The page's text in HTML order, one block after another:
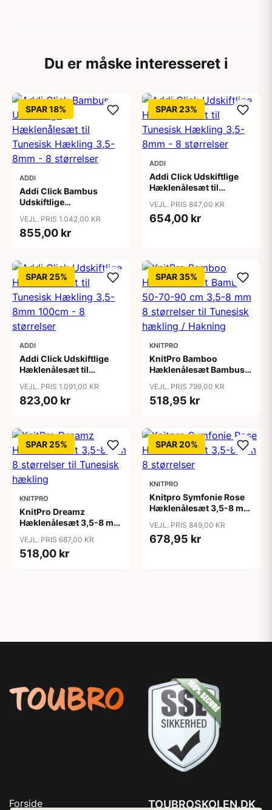
Du er måske interesseret i
SPAR 18%
ADDI
Addi Click Bambus
Udskiftlige
Tunesisk Hækling 3,5-
8mm - 8 størrelser
VEJL. PRIS 1.042,00 KR
855,00 kr
SPAR 23%
ADDI
Addi Click Udskiftlige
Hæklenålesæt til
8mm - 8 størrelser
VEJL. PRIS 847,00 KR
654,00 kr
SPAR 25%
ADDI
Addi Click Udskiftlige
Hæklenålesæt til
8mm 100cm - 8
størrelser
VEJL. PRIS 1.091,00 KR
823,00 kr
SPAR 35%
KNITPRO
KnitPro Bamboo
Hæklenålesæt Bambus
8 størrelser til Tunesisk
hækling / Hakning
VEJL. PRIS 799,00 KR
518,95 kr
SPAR 25%
KNITPRO
KnitPro Dreamz
Hæklenålesæt 3,5-8 mm
hækling
VEJL. PRIS 687,00 KR
518,00 kr
SPAR 20%
KNITPRO
Knitpro Symfonie Rose
Hæklenålesæt 3,5-8 mm
VEJL. PRIS 849,00 KR
678,95 kr
Forside TOUBROSKOLEN.DK